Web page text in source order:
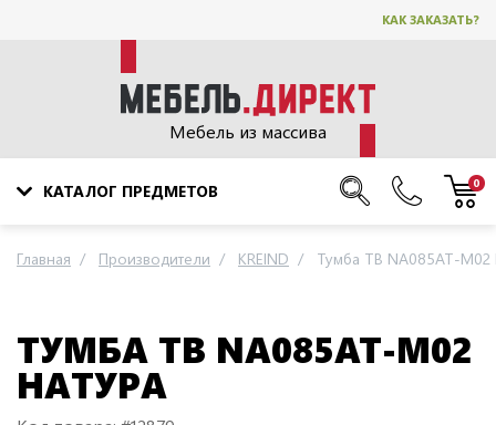
КАК ЗАКАЗАТЬ?
Мебель из массива
КАТАЛОГ ПРЕДМЕТОВ 0
Главная Производители KREIND Тумба ТВ NA085AT-M02
ТУМБА ТВ NA085AT-M02
НАТУРА